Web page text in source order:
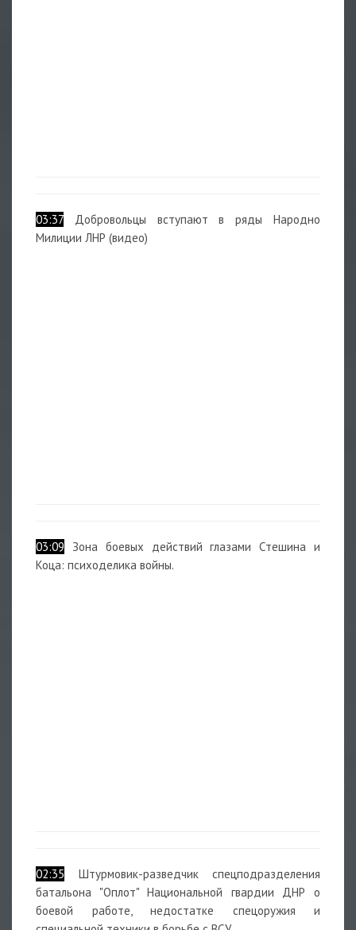
03:37 Добровольцы вступают в ряды Народно
Милиции ЛНР (видео)
03:09 Зона боевых действий глазами Стешина и
Коца: психоделика войны.
02:35 Штурмовик-разведчик спецподразделения
батальона "Оплот" Национальной гвардии ДНР о
боевой работе, недостатке спецоружия и